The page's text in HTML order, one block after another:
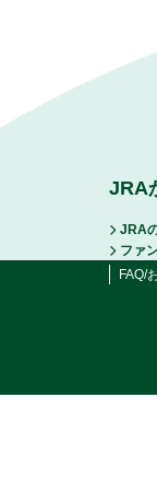
JRA
JRA
ファ
FAQ/